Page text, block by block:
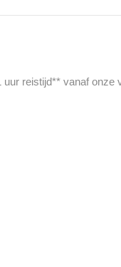
reistijd** vanaf onze